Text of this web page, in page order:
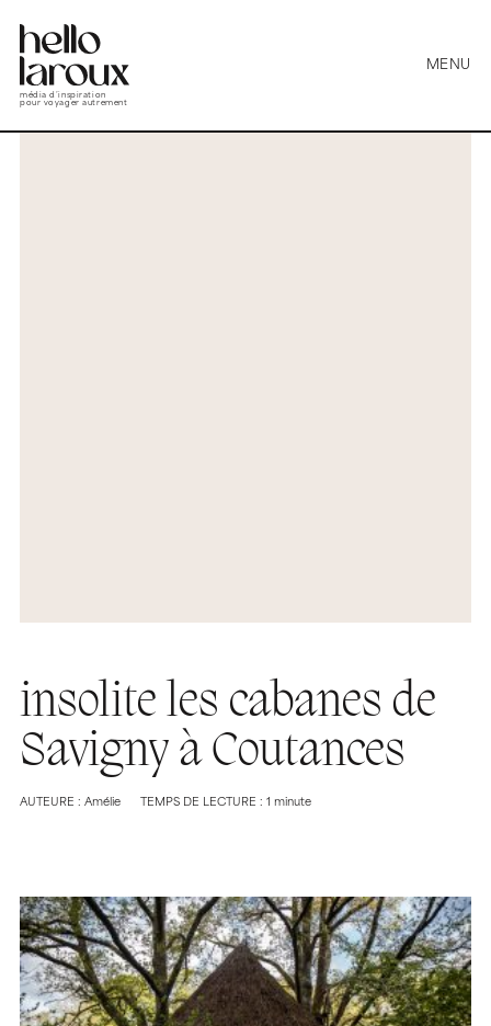
média d’inspiration
pour voyager autrement
MENU
insolite les cabanes de
Savigny à Coutances
AUTEURE : Amélie TEMPS DE LECTURE : 1 minute